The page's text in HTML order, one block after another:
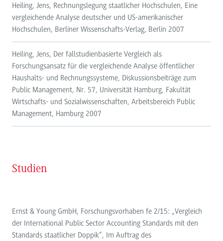
Heiling, Jens, Rechnungslegung staatlicher Hochschulen, Eine
vergleichende Analyse deutscher und US-amerikanischer
Hochschulen, Berliner Wissenschafts-Verlag, Berlin 2007
Heiling, Jens, Der fallstudienbasierte Vergleich als
Forschungsansatz für die vergleichende Analyse öffentlicher
Haushalts- und Rechnungssysteme, Diskussionsbeiträge zum
Public Management, Nr. 57, Universität Hamburg, Fakultät
Wirtschafts- und Sozialwissenschaften, Arbeitsbereich Public
Management, Hamburg 2007
Studien
Ernst & Young GmbH, Forschungsvorhaben fe 2/15: „Vergleich
der International Public Sector Accounting Standards mit den
Standards staatlicher Doppik“, Im Auftrag des